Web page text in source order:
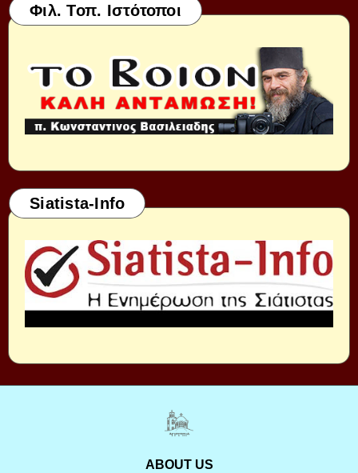
Φιλ. Τοπ. Ιστότοποι
Siatista-Info
ABOUT US